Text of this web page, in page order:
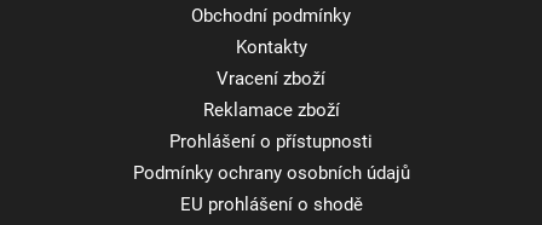
Obchodní podmínky
Kontakty
Vracení zboží
Reklamace zboží
Prohlášení o přístupnosti
Podmínky ochrany osobních údajů
EU prohlášení o shodě